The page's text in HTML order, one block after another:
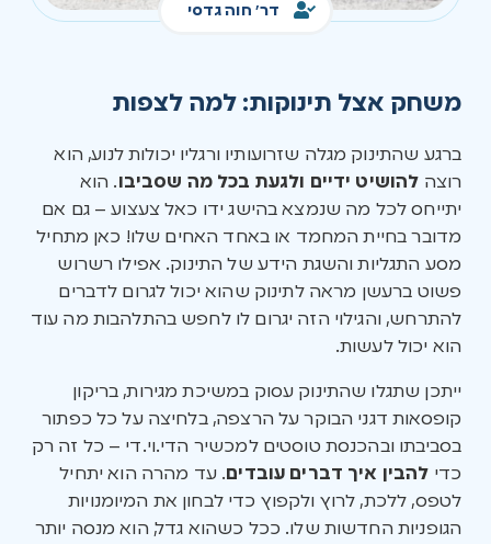
דר' חוה גדסי
משחק אצל תינוקות: למה לצפות
ברגע שהתינוק מגלה שזרועותיו ורגליו יכולות לנוע, הוא
רוצה להושיט ידיים ולגעת בכל מה שסביבו. הוא
יתייחס לכל מה שנמצא בהישג ידו כאל צעצוע – גם אם
מדובר בחיית המחמד או באחד האחים שלו! כאן מתחיל
מסע התגליות והשגת הידע של התינוק. אפילו רשרוש
פשוט ברעשן מראה לתינוק שהוא יכול לגרום לדברים
להתרחש, והגילוי הזה יגרום לו לחפש בהתלהבות מה עוד
הוא יכול לעשות.
ייתכן שתגלו שהתינוק עסוק במשיכת מגירות, בריקון
קופסאות דגני הבוקר על הרצפה, בלחיצה על כל כפתור
בסביבתו ובהכנסת טוסטים למכשיר הדי.וי.די – כל זה רק
כדי להבין איך דברים עובדים. עד מהרה הוא יתחיל
לטפס, ללכת, לרוץ ולקפוץ כדי לבחון את המיומנויות
הגופניות החדשות שלו. ככל כשהוא גדל, הוא מנסה יותר